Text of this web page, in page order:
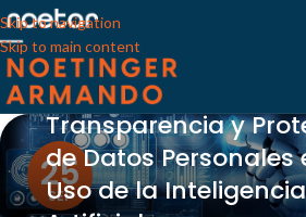
Skip to navigation
Skip to main content
25
SEP
La Argentina lanza el
Programa de
Transparencia y
de Datos Personales
Uso de la Inteligencia